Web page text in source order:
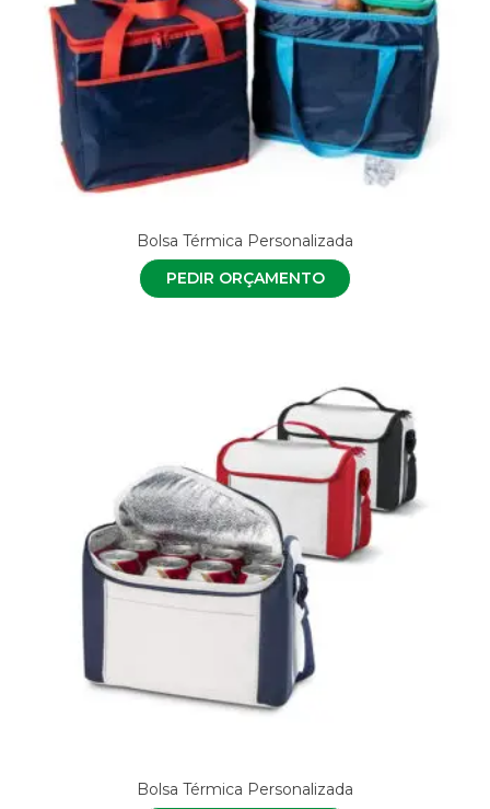
Bolsa Térmica Personalizada
PEDIR ORÇAMENTO
Bolsa Térmica Personalizada